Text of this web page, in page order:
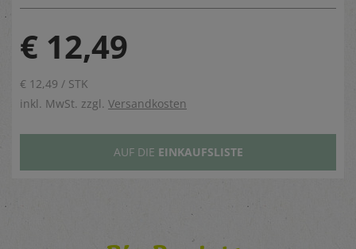
€ 12,49
€ 12,49 / STK
inkl. MwSt. zzgl. Versandkosten
AUF DIE EINKAUFSLISTE